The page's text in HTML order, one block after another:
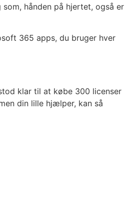
hånden på hjertet, også er
365 apps, du bruger hver
klar til at købe 300 licenser
din lille hjælper, kan så